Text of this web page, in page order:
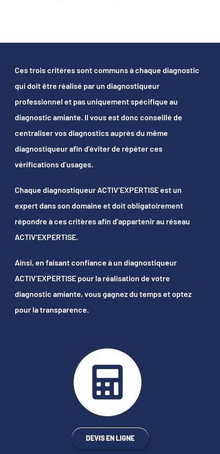
Ces trois critères sont communs à chaque diagnostic
qui doit être réalisé par un diagnostiqueur
professionnel et pas uniquement spécifique au
diagnostic amiante. Il vous est donc conseillé de
centraliser vos diagnostics auprès du même
diagnostiqueur afin d’éviter de répéter ces
vérifications d’usages.
Chaque diagnostiqueur ACTIV’EXPERTISE est un
expert dans son domaine et doit obligatoirement
répondre à ces critères afin d’appartenir au réseau
ACTIV’EXPERTISE.
Ainsi, en faisant confiance à un diagnostiqueur
ACTIV’EXPERTISE pour la réalisation de votre
diagnostic amiante, vous gagnez du temps et optez
pour la transparence.
DEVIS EN LIGNE